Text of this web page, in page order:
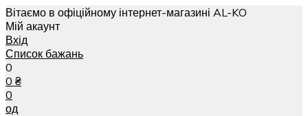
Вітаємо в офіційному інтернет-магазині AL-KO
Мій акаунт
Вхід
Список бажань
0
0 ₴
0
од